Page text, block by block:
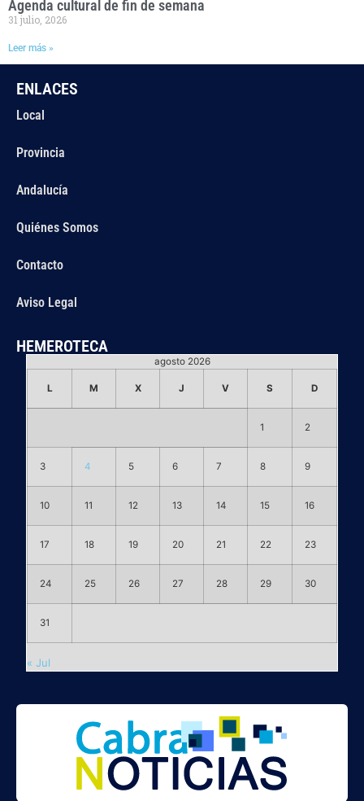
Agenda cultural de fin de semana
31 julio, 2026
Leer más »
ENLACES
Local
Provincia
Andalucía
Quiénes Somos
Contacto
Aviso Legal
HEMEROTECA
agosto 2026
L M X J V S D
1 2
3 4 5 6 7 8 9
10 11 12 13 14 15 16
17 18 19 20 21 22 23
24 25 26 27 28 29 30
31
« Jul